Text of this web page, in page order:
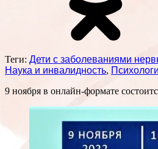
Теги: Дети с заболеваниями
Наука и инвалидность,
9 ноября в онлайн-формате